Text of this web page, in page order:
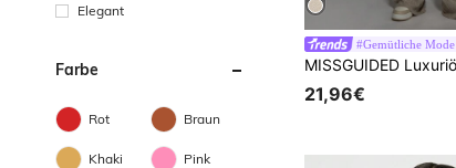
Elegant
Farbe
Rot Braun
Khaki Pink
#Gemütliche Mode
21,96€